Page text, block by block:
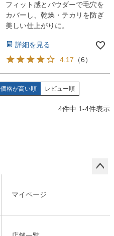
フィット感とパウダーで毛穴を
カバーし、乾燥・テカリを防ぎ
美しい仕上がりに。
詳細を見る
4.17 （6）
価格が高い順 レビュー順
4件中 1-4件表示
マイページ